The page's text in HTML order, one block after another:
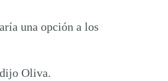
una opción a los
Oliva.